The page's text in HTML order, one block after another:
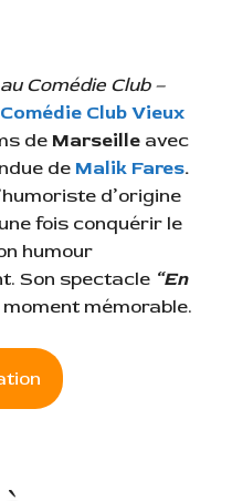
Comédie Club –
Comédie Club Vieux
de Marseille avec
de Malik Fares.
d’origine
fois conquérir le
humour
Son spectacle “En
mémorable.